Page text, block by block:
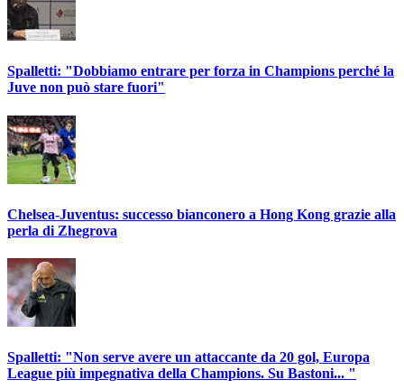
Spalletti: "Dobbiamo entrare per forza in Champions perché la
Juve non può stare fuori"
Chelsea-Juventus: successo bianconero a Hong Kong grazie alla
perla di Zhegrova
Spalletti: "Non serve avere un attaccante da 20 gol, Europa
League più impegnativa della Champions. Su Bastoni... "